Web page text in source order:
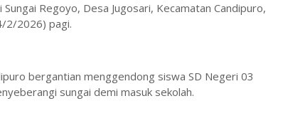
Regoyo, Desa Jugosari, Kecamatan Candipuro,
2/2026) pagi.
bergantian menggendong siswa SD Negeri 03
sungai demi masuk sekolah.